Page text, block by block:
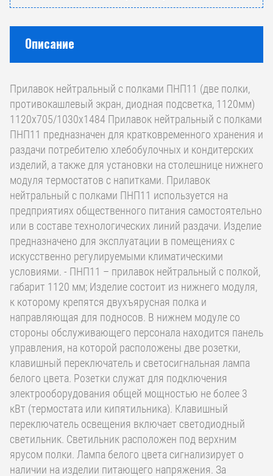
Описание
Прилавок нейтральный с полками ПНП11 (две полки,
противокашлевый экран, диодная подсветка, 1120мм)
1120х705/1030х1484 Прилавок нейтральный с полками
ПНП11 предназначен для кратковременного хранения и
раздачи потребителю хлебобулочных и кондитерских
изделий, а также для установки на столешнице нижнего
модуля термостатов с напитками. Прилавок
нейтральный с полками ПНП11 используется на
предприятиях общественного питания самостоятельно
или в составе технологических линий раздачи. Изделие
предназначено для эксплуатации в помещениях с
искусственно регулируемыми климатическими
условиями. - ПНП11 – прилавок нейтральный с полкой,
габарит 1120 мм; Изделие состоит из нижнего модуля,
к которому крепятся двухъярусная полка и
направляющая для подносов. В нижнем модуле со
стороны обслуживающего персонала находится панель
управления, на которой расположены две розетки,
клавишный переключатель и светосигнальная лампа
белого цвета. Розетки служат для подключения
электрооборудования общей мощностью не более 3
кВт (термостата или кипятильника). Клавишный
переключатель освещения включает светодиодный
светильник. Светильник расположен под верхним
ярусом полки. Лампа белого цвета сигнализирует о
наличии на изделии питающего напряжения. За